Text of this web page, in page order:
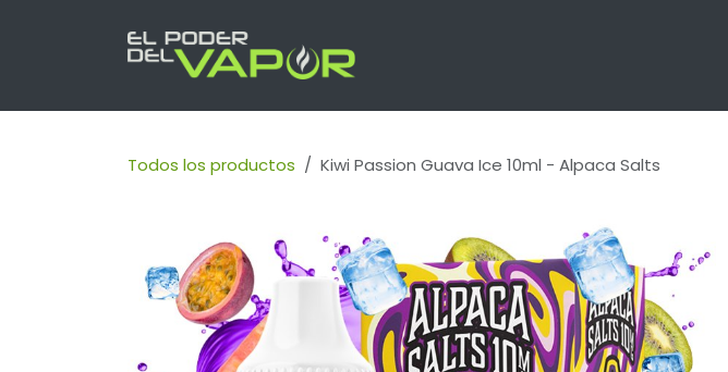
Todos los productos Kiwi Passion Guava Ice 10ml - Alpaca Salts